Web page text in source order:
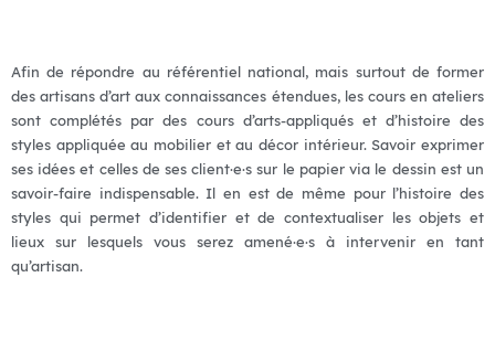
Afin de répondre au référentiel national, mais surtout de former
des artisans d’art aux connaissances étendues, les cours en ateliers
sont complétés par des cours d’arts-appliqués et d’histoire des
styles appliquée au mobilier et au décor intérieur. Savoir exprimer
ses idées et celles de ses client·e·s sur le papier via le dessin est un
savoir-faire indispensable. Il en est de même pour l’histoire des
styles qui permet d’identifier et de contextualiser les objets et
lieux sur lesquels vous serez amené·e·s à intervenir en tant
qu’artisan.